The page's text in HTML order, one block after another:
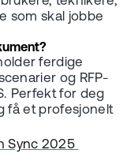
som skal jobbe
ferdige
og RFP-
Perfekt for deg
få et profesjonelt
Sync 2025